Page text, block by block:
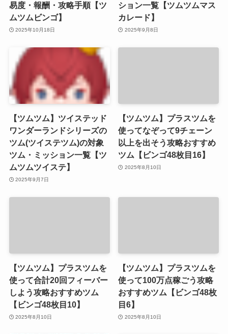
易度・報酬・攻略手順【ツ
ムツムビンゴ】
2025年10月18日
ション一覧【ツムツムマス
カレード】
2025年9月8日
【ツムツム】ツイステッド
ワンダーランドシリーズの
ツム(ツイステツム)の対象
ツム・ミッション一覧【ツ
ムツムツイステ】
2025年9月7日
【ツムツム】プラスツムを
使ってなぞって9チェーン
以上を出そう攻略おすすめ
ツム【ビンゴ48枚目16】
2025年8月10日
【ツムツム】プラスツムを
使って合計20回フィーバー
しよう攻略おすすめツム
【ビンゴ48枚目10】
2025年8月10日
【ツムツム】プラスツムを
使って100万点稼ごう攻略
おすすめツム【ビンゴ48枚
目6】
2025年8月10日